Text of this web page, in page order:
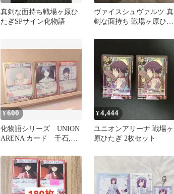
真剣な面持ち戦場ヶ原ひ
たぎSPサイン化物語
ヴァイスシュヴァルツ 真
剣な面持ち 戦場ヶ原ひた
¥600
化物語シリーズ UNION
ARENA カード 千石,戦
¥4,444
ユニオンアリーナ 戦場ヶ
原ひたぎ 2枚セット